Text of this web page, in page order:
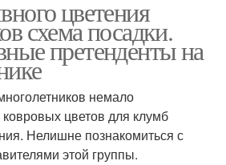
цветения
схема посадки.
претенденты на
немало
цветов для клумб
Нелишне познакомиться с
этой группы.